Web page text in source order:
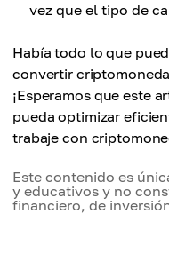
vez que el tipo de
Había todo lo que
convertir
¡Esperamos que este
pueda optimizar
trabaje con
Este contenido es
y educativos y no
financiero, de